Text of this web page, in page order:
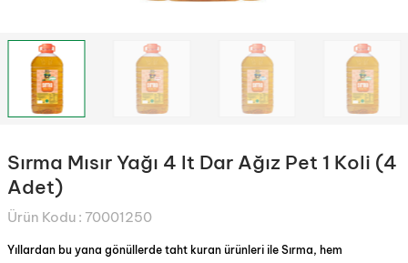
Sırma Mısır Yağı 4 lt Dar Ağız Pet 1 Koli (4
Adet)
Ürün Kodu : 70001250
Yıllardan bu yana gönüllerde taht kuran ürünleri ile Sırma, hem